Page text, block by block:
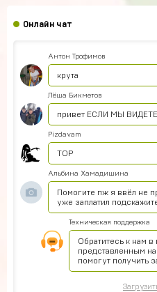
Онлайн чатТопчик. Акк пришел
Антон Трофимов
крута
Лёша Бикметов
привет ЕСЛИ МЫ
Pizdavam
TOP
Альбина Хамадишина
Помогите пж я ввёл не
уже заплатил
Техническая поддержка
Обратитесь к нам в
представленным
помогут получить